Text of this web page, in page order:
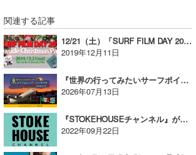
関連する記事
12/21（土）「SURF FILM DAY 2019 」のファイナルイベントが一宮エリアスガーデンにて開催！【AD】
2019年12月11日
『世界の行ってみたいサーフポイント』Vol.5【バハ カリフォルニア・エンセナダ/メキシコ】
2026年07月13日
『STOKEHOUSEチャンネル』がスタート！～市東道場コラボ連載企画第1弾～
2022年09月22日